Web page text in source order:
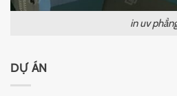
in uv
DỰ ÁN